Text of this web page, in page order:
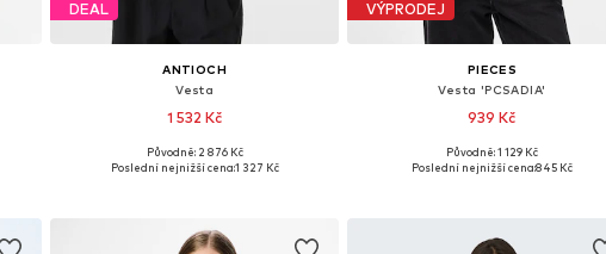
DEAL
ANTIOCH
Vesta
1 532 Kč
Dostupné velikosti: XS, S, M, XL
Původně: 2 876 Kč
Poslední nejnižší cena:1 327 Kč
VÝPRODEJ
PIECES
Vesta 'PCSADIA'
939 Kč
+ 1
Dostupné velikosti: XS, S, M, L, XL, XXL
Původně: 1 129 Kč
Poslední nejnižší cena:845 Kč